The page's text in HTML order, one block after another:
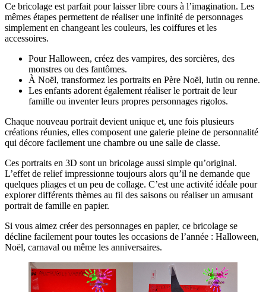
Ce bricolage est parfait pour laisser libre cours à l’imagination. Les
mêmes étapes permettent de réaliser une infinité de personnages
simplement en changeant les couleurs, les coiffures et les
accessoires.
Pour Halloween, créez des vampires, des sorcières, des
monstres ou des fantômes.
À Noël, transformez les portraits en Père Noël, lutin ou renne.
Les enfants adorent également réaliser le portrait de leur
famille ou inventer leurs propres personnages rigolos.
Chaque nouveau portrait devient unique et, une fois plusieurs
créations réunies, elles composent une galerie pleine de personnalité
qui décore facilement une chambre ou une salle de classe.
Ces portraits en 3D sont un bricolage aussi simple qu’original.
L’effet de relief impressionne toujours alors qu’il ne demande que
quelques pliages et un peu de collage. C’est une activité idéale pour
explorer différents thèmes au fil des saisons ou réaliser un amusant
portrait de famille en papier.
Si vous aimez créer des personnages en papier, ce bricolage se
décline facilement pour toutes les occasions de l’année : Halloween,
Noël, carnaval ou même les anniversaires.